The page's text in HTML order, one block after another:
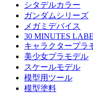
シタデルカラー
ガンダムシリーズ
メガミデバイス
30 MINUTES
キャラクタープラ
美少女プラモデル
スケールモデル
模型用ツール
模型塗料